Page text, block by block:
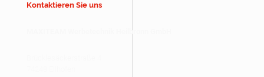
Kontaktieren Sie uns
MAXITEAM Werbetechnik Heilbronn GmbH